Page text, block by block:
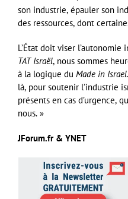
son industrie, épauler son
des ressources, dont
L’État doit viser
TAT Israël, nous sommes
à la logique du Made in Israel
là, pour soutenir l’industrie
présents en cas d’urgence,
nous. »
JForum.fr & YNET